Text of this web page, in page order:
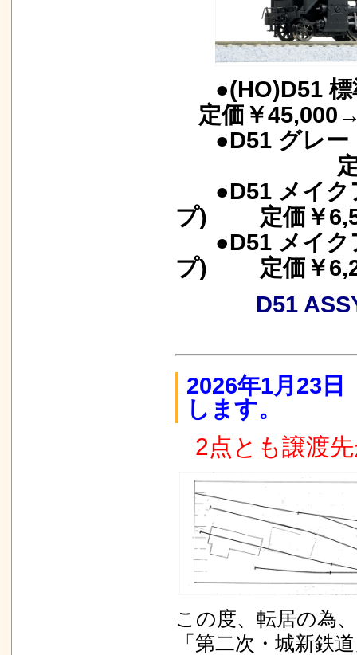
定価￥
●D51 グレ
定価￥
●D51 メイ
プ) 定価￥
●D51 メイ
プ) 定価￥
D51
2026年1月23日
します。
2点とも譲渡
この度、転居の為
「第二次・城新鉄